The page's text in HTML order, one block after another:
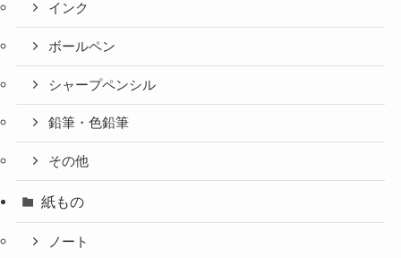
インク
ボールペン
シャープペンシル
鉛筆・色鉛筆
その他
紙もの
ノート